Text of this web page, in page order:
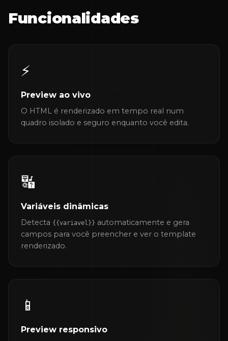
Funcionalidades
⚡
Preview ao vivo
O HTML é renderizado em tempo real num
quadro isolado e seguro enquanto você edita.
🔣
Variáveis dinâmicas
Detecta {{variavel}} automaticamente e gera
campos para você preencher e ver o template
renderizado.
📱
Preview responsivo